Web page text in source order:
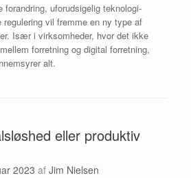
forandring, uforudsigelig teknologi-
vil fremme en ny type af
Især i virksomheder, hvor det ikke
forretning og digital forretning,
alt.
eller produktiv
2023 af Jim Nielsen